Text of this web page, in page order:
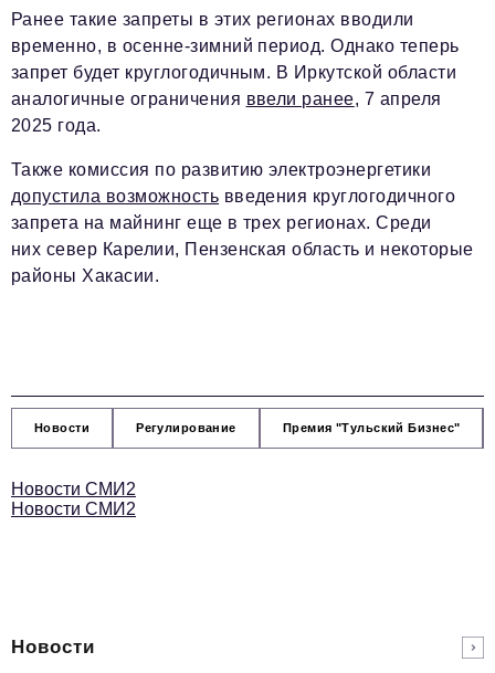
Ранее такие запреты в этих регионах вводили
временно, в осенне-зимний период. Однако теперь
запрет будет круглогодичным. В Иркутской области
аналогичные ограничения ввели ранее, 7 апреля
2025 года.
Также комиссия по развитию электроэнергетики
допустила возможность введения круглогодичного
запрета на майнинг еще в трех регионах. Среди
них север Карелии, Пензенская область и некоторые
районы Хакасии.
Новости Регулирование Премия "Тульский Бизнес"
Новости СМИ2
Новости СМИ2
Новости